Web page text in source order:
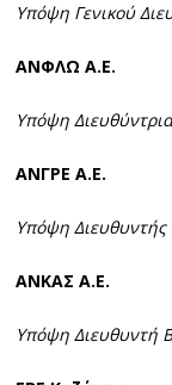
Υπόψη Γενικού
ΑΝΦΛΩ Α.Ε.
Υπόψη
ΑΝΓΡΕ Α.Ε.
Υπόψη Διευθυντής
ΑΝΚΑΣ Α.Ε.
Υπόψη Διευθυντή